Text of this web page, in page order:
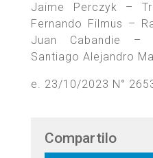
Jaime Perczyk –
Fernando Filmus –
Juan Cabandie –
Santiago Alejandro
e. 23/10/2023 N°
Compartilo